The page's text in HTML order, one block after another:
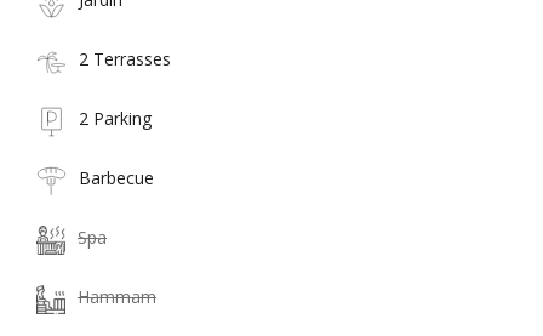
2 Terrasses
2 Parking
Barbecue
Spa
Hammam